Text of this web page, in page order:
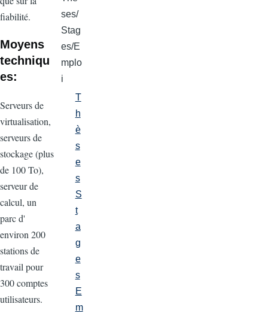
fiabilité.
Moyens
techniqu
es:
Serveurs de
virtualisation,
serveurs de
stockage (plus
de 100 To),
serveur de
calcul, un
parc d'
environ 200
stations de
travail pour
300 comptes
utilisateurs.
ses/
Stag
es/E
mplo
i
T
h
è
s
e
s
S
t
a
g
e
s
E
m